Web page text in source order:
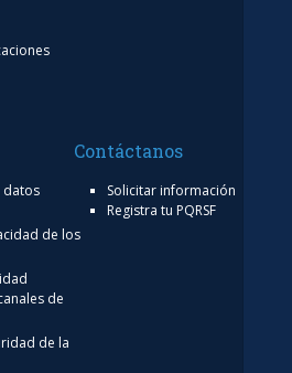
datos
de los
de
de la
Contáctanos
Solicitar información
Registra tu PQRSF